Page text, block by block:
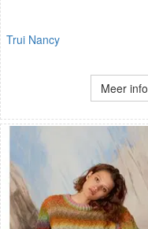
Trui Nancy
Meer info